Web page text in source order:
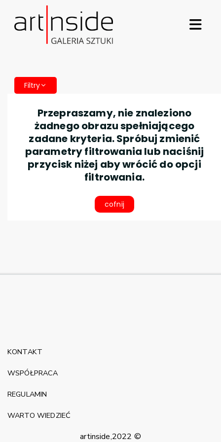
Filtry
Przepraszamy, nie znaleziono
żadnego obrazu spełniającego
zadane kryteria. Spróbuj zmienić
parametry filtrowania lub naciśnij
przycisk niżej aby wrócić do opcji
filtrowania.
cofnij
artinside,2022 ©
KONTAKT
WSPÓŁPRACA
REGULAMIN
WARTO WIEDZIEĆ